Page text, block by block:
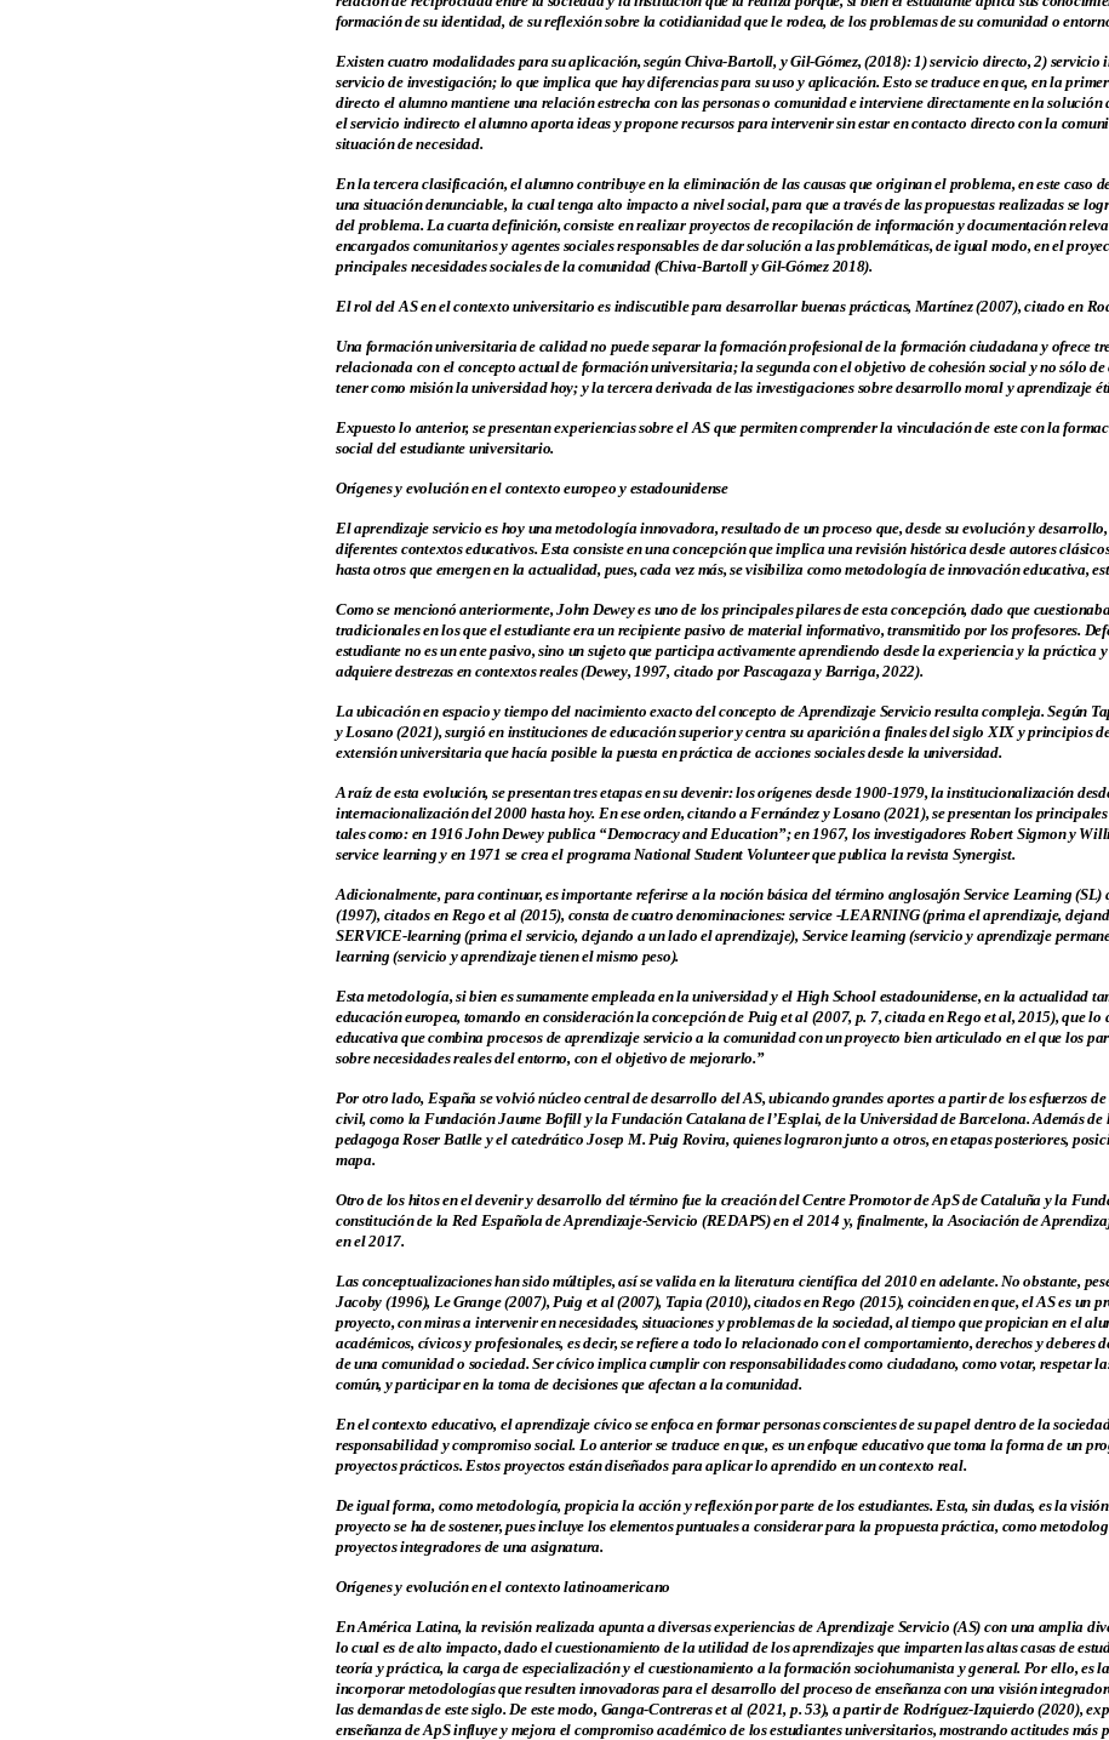
formación de su identidad, de su reflexión sobre la cotidianidad que le rodea, de los problemas de su comunidad o
Existen cuatro modalidades para su aplicación, según Chiva-Bartoll, y Gil-Gómez, (2018): 1) servicio directo, 2) servicio
servicio de investigación; lo que implica que hay diferencias para su uso y aplicación. Esto se traduce en que, en la
directo el alumno mantiene una relación estrecha con las personas o comunidad e interviene directamente en la solución
el servicio indirecto el alumno aporta ideas y propone recursos para intervenir sin estar en contacto directo con la
situación de necesidad.
En la tercera clasificación, el alumno contribuye en la eliminación de las causas que originan el problema, en este caso
una situación denunciable, la cual tenga alto impacto a nivel social, para que a través de las propuestas realizadas se
del problema. La cuarta definición, consiste en realizar proyectos de recopilación de información y documentación
encargados comunitarios y agentes sociales responsables de dar solución a las problemáticas, de igual modo, en el
principales necesidades sociales de la comunidad (Chiva-Bartoll y Gil-Gómez 2018).
El rol del AS en el contexto universitario es indiscutible para desarrollar buenas prácticas, Martínez (2007), citado en
Una formación universitaria de calidad no puede separar la formación profesional de la formación ciudadana y ofrece
relacionada con el concepto actual de formación universitaria; la segunda con el objetivo de cohesión social y no sólo
tener como misión la universidad hoy; y la tercera derivada de las investigaciones sobre desarrollo moral y aprendizaje
Expuesto lo anterior, se presentan experiencias sobre el AS que permiten comprender la vinculación de este con la
social del estudiante universitario.
Orígenes y evolución en el contexto europeo y estadounidense
El aprendizaje servicio es hoy una metodología innovadora, resultado de un proceso que, desde su evolución y
diferentes contextos educativos. Esta consiste en una concepción que implica una revisión histórica desde autores
hasta otros que emergen en la actualidad, pues, cada vez más, se visibiliza como metodología de innovación educativa,
Como se mencionó anteriormente, John Dewey es uno de los principales pilares de esta concepción, dado que
tradicionales en los que el estudiante era un recipiente pasivo de material informativo, transmitido por los profesores.
estudiante no es un ente pasivo, sino un sujeto que participa activamente aprendiendo desde la experiencia y la práctica
adquiere destrezas en contextos reales (Dewey, 1997, citado por Pascagaza y Barriga, 2022).
La ubicación en espacio y tiempo del nacimiento exacto del concepto de Aprendizaje Servicio resulta compleja. Según
y Losano (2021), surgió en instituciones de educación superior y centra su aparición a finales del siglo XIX y principios
extensión universitaria que hacía posible la puesta en práctica de acciones sociales desde la universidad.
A raíz de esta evolución, se presentan tres etapas en su devenir: los orígenes desde 1900-1979, la institucionalización
internacionalización del 2000 hasta hoy. En ese orden, citando a Fernández y Losano (2021), se presentan los
tales como: en 1916 John Dewey publica “Democracy and Education”; en 1967, los investigadores Robert Sigmon y
service learning y en 1971 se crea el programa National Student Volunteer que publica la revista Synergist.
Adicionalmente, para continuar, es importante referirse a la noción básica del término anglosajón Service Learning (SL)
(1997), citados en Rego et al (2015), consta de cuatro denominaciones: service -LEARNING (prima el aprendizaje,
SERVICE-learning (prima el servicio, dejando a un lado el aprendizaje), Service learning (servicio y aprendizaje
learning (servicio y aprendizaje tienen el mismo peso).
Esta metodología, si bien es sumamente empleada en la universidad y el High School estadounidense, en la actualidad
educación europea, tomando en consideración la concepción de Puig et al (2007, p. 7, citada en Rego et al, 2015), que
educativa que combina procesos de aprendizaje servicio a la comunidad con un proyecto bien articulado en el que los
sobre necesidades reales del entorno, con el objetivo de mejorarlo.”
Por otro lado, España se volvió núcleo central de desarrollo del AS, ubicando grandes aportes a partir de los esfuerzos
civil, como la Fundación Jaume Bofill y la Fundación Catalana de l’Esplai, de la Universidad de Barcelona. Además de
pedagoga Roser Batlle y el catedrático Josep M. Puig Rovira, quienes lograron junto a otros, en etapas posteriores,
mapa.
Otro de los hitos en el devenir y desarrollo del término fue la creación del Centre Promotor de ApS de Cataluña y la
constitución de la Red Española de Aprendizaje-Servicio (REDAPS) en el 2014 y, finalmente, la Asociación de
en el 2017.
Las conceptualizaciones han sido múltiples, así se valida en la literatura científica del 2010 en adelante. No obstante,
Jacoby (1996), Le Grange (2007), Puig et al (2007), Tapia (2010), citados en Rego (2015), coinciden en que, el AS es un
proyecto, con miras a intervenir en necesidades, situaciones y problemas de la sociedad, al tiempo que propician en el
académicos, cívicos y profesionales, es decir, se refiere a todo lo relacionado con el comportamiento, derechos y deberes
de una comunidad o sociedad. Ser cívico implica cumplir con responsabilidades como ciudadano, como votar, respetar
común, y participar en la toma de decisiones que afectan a la comunidad.
En el contexto educativo, el aprendizaje cívico se enfoca en formar personas conscientes de su papel dentro de la
responsabilidad y compromiso social. Lo anterior se traduce en que, es un enfoque educativo que toma la forma de un
proyectos prácticos. Estos proyectos están diseñados para aplicar lo aprendido en un contexto real.
De igual forma, como metodología, propicia la acción y reflexión por parte de los estudiantes. Esta, sin dudas, es la
proyecto se ha de sostener, pues incluye los elementos puntuales a considerar para la propuesta práctica, como
proyectos integradores de una asignatura.
Orígenes y evolución en el contexto latinoamericano
En América Latina, la revisión realizada apunta a diversas experiencias de Aprendizaje Servicio (AS) con una amplia
lo cual es de alto impacto, dado el cuestionamiento de la utilidad de los aprendizajes que imparten las altas casas de
teoría y práctica, la carga de especialización y el cuestionamiento a la formación sociohumanista y general. Por ello, es
incorporar metodologías que resulten innovadoras para el desarrollo del proceso de enseñanza con una visión
las demandas de este siglo. De este modo, Ganga-Contreras et al (2021, p. 53), a partir de Rodríguez-Izquierdo (2020),
enseñanza de ApS influye y mejora el compromiso académico de los estudiantes universitarios, mostrando actitudes más